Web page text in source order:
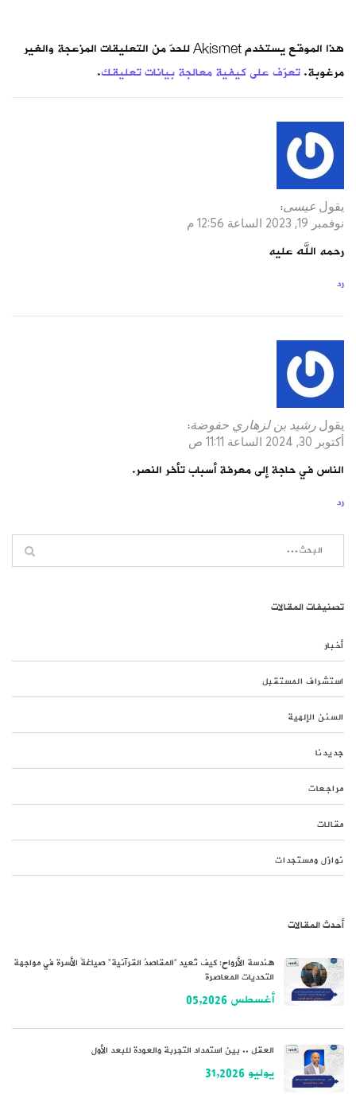
هذا الموقع يستخدم Akismet للحدّ من التعليقات المزعجة والغير
مرغوبة.تعرّف على كيفية معالجة بيانات تعليقك.
يقول عيسى:
نوفمبر 19, 2023 الساعة 12:56 م
رحمه الله عليه
رد
يقول رشيد بن لزهاري حفوضة:
أكتوبر 30, 2024 الساعة 11:11 ص
الناس في حاجة إلى معرفة أسباب تأخر النصر.
رد
تصنيفات المقالات
أخبار
استشراف المستقبل
السنن الإلهية
جديدنا
مراجعات
مقالات
نوازل ومستجدات
أحدث المقالات
هندسة الأرواح: كيف تُعيد “المقاصدُ القرآنية” صياغةَ الأسرة في مواجهة
التحديات المعاصرة
أغسطس 05,2026
العقل .. بين استمداد التجربة والعودة للبعد الأول
يوليو 31,2026